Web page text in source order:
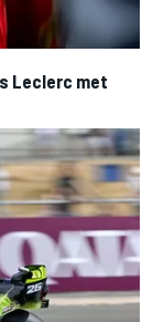
Leclerc met